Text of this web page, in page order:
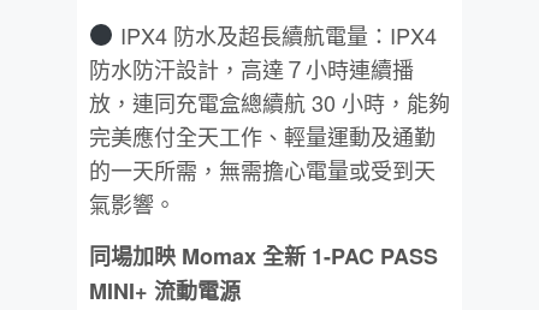
IPX4 防水及超長續航電量：IPX4
防水防汗設計，高達７小時連續播
放，連同充電盒總續航 30 小時，能夠
完美應付全天工作、輕量運動及通勤
的一天所需，無需擔心電量或受到天
氣影響。
同場加映 Momax 全新 1-PAC PASS
MINI+ 流動電源